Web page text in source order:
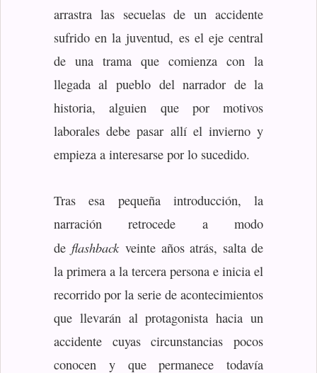
arrastra las secuelas de un accidente
sufrido en la juventud, es el eje central
de una trama que comienza con la
llegada al pueblo del narrador de la
historia, alguien que por motivos
laborales debe pasar allí el invierno y
empieza a interesarse por lo sucedido.
Tras esa pequeña introducción, la
narración retrocede a modo
deflashbackveinte años atrás, salta de
la primera a la tercera persona e inicia el
recorrido por la serie de acontecimientos
que llevarán al protagonista hacia un
accidente cuyas circunstancias pocos
conocen y que permanece todavía